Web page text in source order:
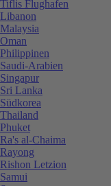
Tiflis Flughafen
Libanon
Malaysia
Oman
Philippinen
Saudi-Arabien
Singapur
Sri Lanka
Südkorea
Thailand
Phuket
Ra's al-Chaima
Rayong
Rishon Letzion
Samui